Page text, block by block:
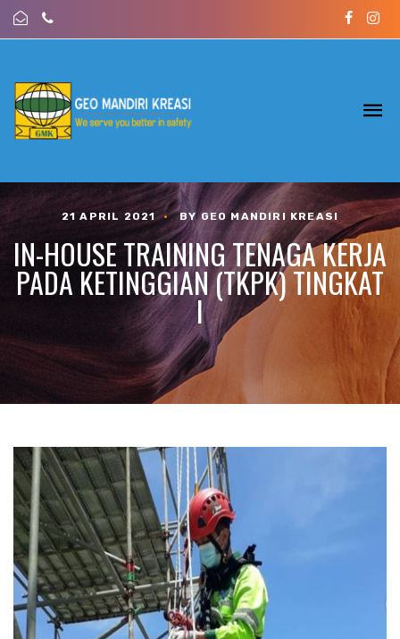
21 APRIL 2021 • BY GEO MANDIRI KREASI
IN-HOUSE TRAINING TENAGA KERJA
PADA KETINGGIAN (TKPK) TINGKAT
I